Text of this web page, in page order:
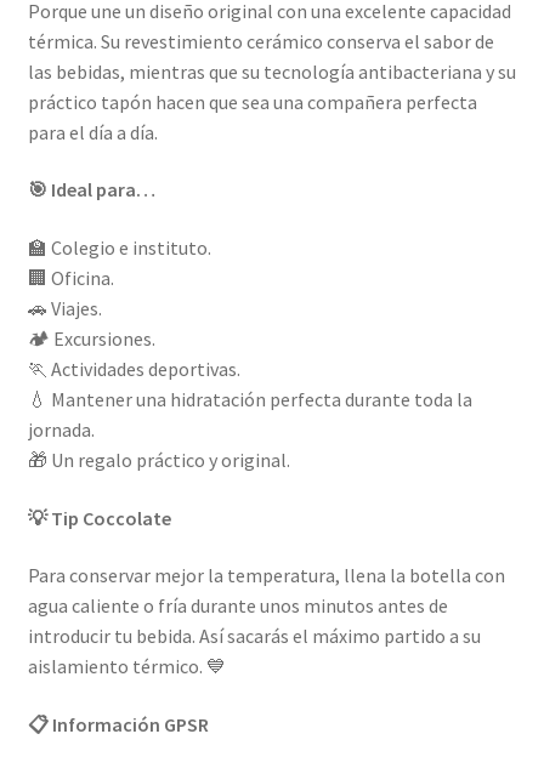
Porque une un diseño original con una excelente capacidad
térmica. Su revestimiento cerámico conserva el sabor de
las bebidas, mientras que su tecnología antibacteriana y su
práctico tapón hacen que sea una compañera perfecta
para el día a día.
🎯 Ideal para…
🏫 Colegio e instituto.
🏢 Oficina.
🚗 Viajes.
🏕️ Excursiones.
🏃 Actividades deportivas.
💧 Mantener una hidratación perfecta durante toda la
jornada.
🎁 Un regalo práctico y original.
💡 Tip Coccolate
Para conservar mejor la temperatura, llena la botella con
agua caliente o fría durante unos minutos antes de
introducir tu bebida. Así sacarás el máximo partido a su
aislamiento térmico. 💙
📋 Información GPSR